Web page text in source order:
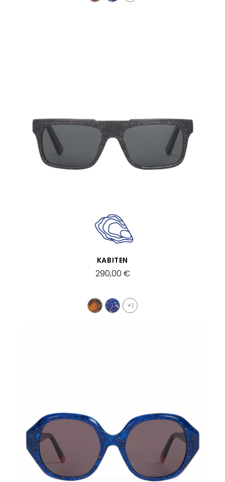
APERÇU RAPIDE
KABITEN
290,00 €
+1